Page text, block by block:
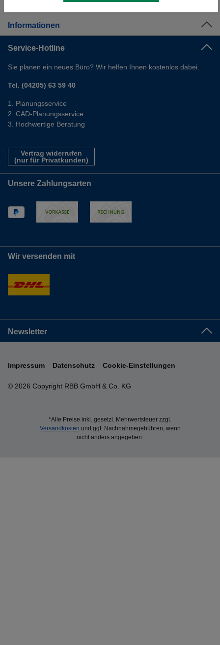
Informationen
Service-Hotline
Sie planen ein neues Büro? Wir helfen Ihnen kostenlos dabei.
Tel. (04205) 63 59 40
Planungsservice
CAD-Planungsservice
Hochwertige Beratung
Vertrag widerrufen
(nur für Privatkunden)
Unsere Zahlungsarten
Wir versenden mit
Newsletter
© 2026 Copyright RBB GmbH & Co. KG
Impressum Datenschutz Cookie-Einstellungen
*Alle Preise inkl. gesetzl. Mehrwertsteuer zzgl.
Versandkosten und ggf. Nachnahmegebühren, wenn
nicht anders angegeben.